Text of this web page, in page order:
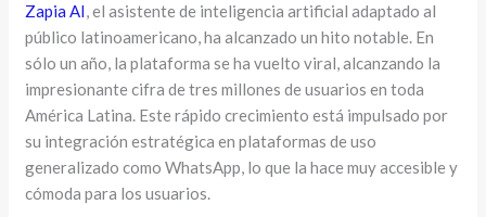
Zapia AI, el asistente de inteligencia artificial adaptado al
público latinoamericano, ha alcanzado un hito notable. En
sólo un año, la plataforma se ha vuelto viral, alcanzando la
impresionante cifra de tres millones de usuarios en toda
América Latina. Este rápido crecimiento está impulsado por
su integración estratégica en plataformas de uso
generalizado como WhatsApp, lo que la hace muy accesible y
cómoda para los usuarios.